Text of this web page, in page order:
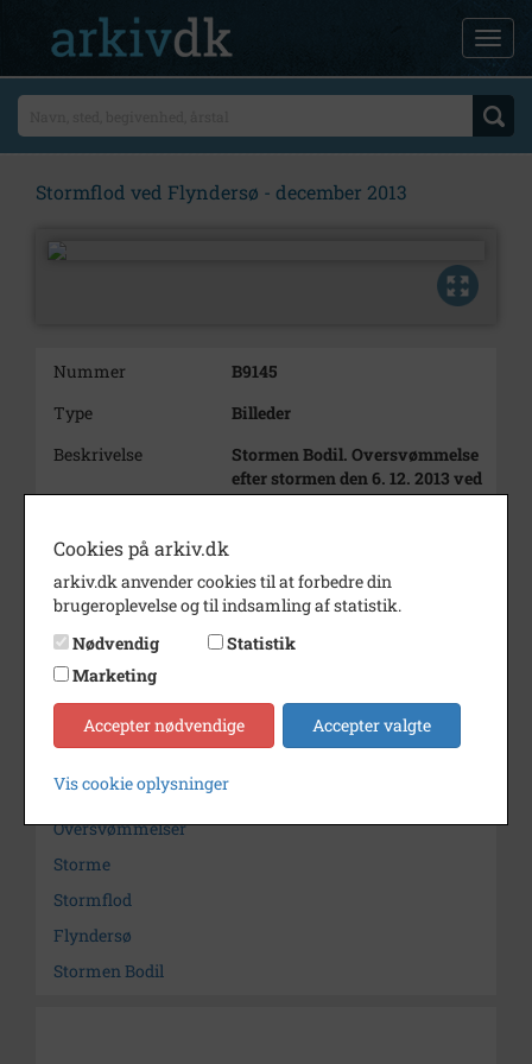
Stormflod ved Flyndersø - december 2013
Nummer
B9145
Type
Billeder
Beskrivelse
Stormen Bodil. Oversvømmelse
efter stormen den 6. 12. 2013 ved
Flyndersø/Rørvig.
Årstal
Dateringsnote
2013
Arkiv
Kontakt arkivet
Søg videre i Odsherred Lokalarkiv
Oversvømmelser
Storme
Stormflod
Flyndersø
Stormen Bodil
Cookies på arkiv.dk
arkiv.dk anvender cookies til at forbedre din
brugeroplevelse og til indsamling af statistik.
Nødvendig
Statistik
Marketing
Accepter nødvendige Accepter valgte
Vis cookie oplysninger